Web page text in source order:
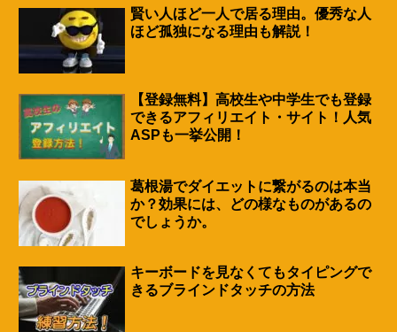
賢い人ほど一人で居る理由。優秀な人
ほど孤独になる理由も解説！
【登録無料】高校生や中学生でも登録
できるアフィリエイト・サイト！人気
ASPも一挙公開！
葛根湯でダイエットに繋がるのは本当
か？効果には、どの様なものがあるの
でしょうか。
キーボードを見なくてもタイピングで
きるブラインドタッチの方法